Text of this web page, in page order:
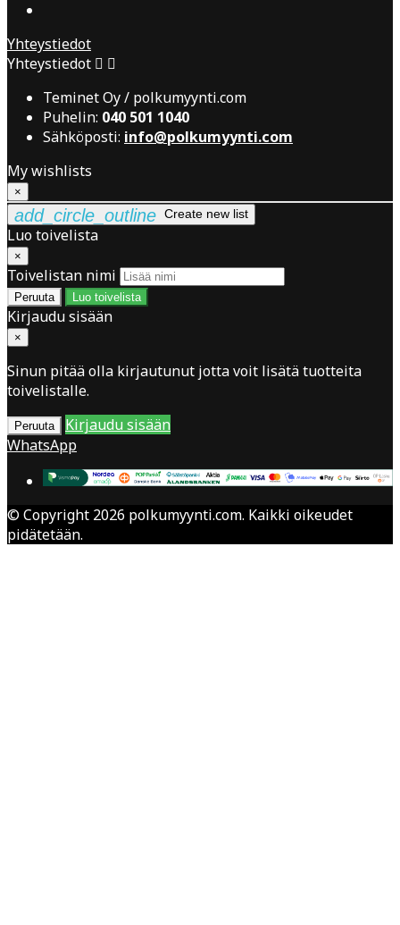
Yhteystiedot
Yhteystiedot  
Teminet Oy / polkumyynti.com
Puhelin: 040 501 1040
Sähköposti: info@polkumyynti.com
My wishlists
×
add_circle_outline Create new list
Luo toivelista
×
Toivelistan nimi
Peruuta Luo toivelista
Kirjaudu sisään
×
Sinun pitää olla kirjautunut jotta voit lisätä tuotteita
toivelistalle.
Peruuta
Kirjaudu sisään
WhatsApp
© Copyright 2026 polkumyynti.com. Kaikki oikeudet
pidätetään.